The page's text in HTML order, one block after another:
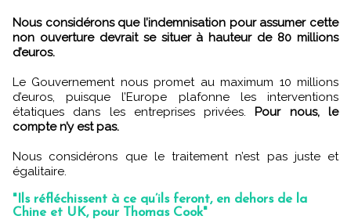
Nous considérons que l’indemnisation pour assumer cette
non ouverture devrait se situer à hauteur de 80 millions
d’euros.
Le Gouvernement nous promet au maximum 10 millions
d’euros, puisque l’Europe plafonne les interventions
étatiques dans les entreprises privées. Pour nous, le
compte n’y est pas.
Nous considérons que le traitement n’est pas juste et
égalitaire.
"Ils réfléchissent à ce qu’ils feront, en dehors de la
Chine et UK, pour Thomas Cook"